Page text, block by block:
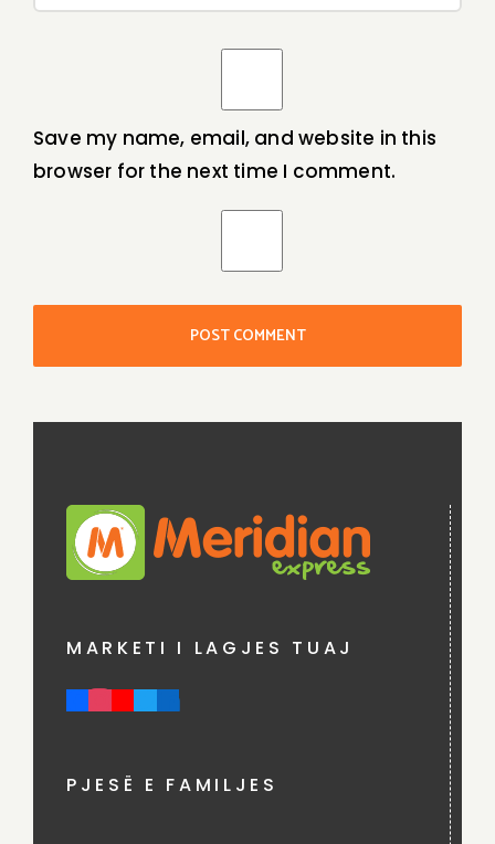
Save my name, email, and website in this
browser for the next time I comment.
MARKETI I LAGJES TUAJ
PJESË E FAMILJES